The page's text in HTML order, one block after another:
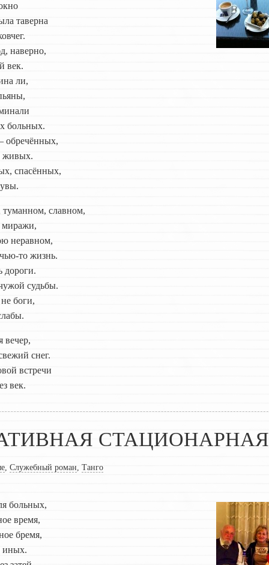
таверна
наверно,
век.
ли,
больных.
обречённых,
живых.
спасённых,
славном,
миражи,
неравном,
то жизнь.
дороги.
судьбы.
боги,
вечер,
снег.
встречи
век.
СТАЦИОНАРНАЯ
, Служебный роман Танго
больных,
время,
бремя,
иных.